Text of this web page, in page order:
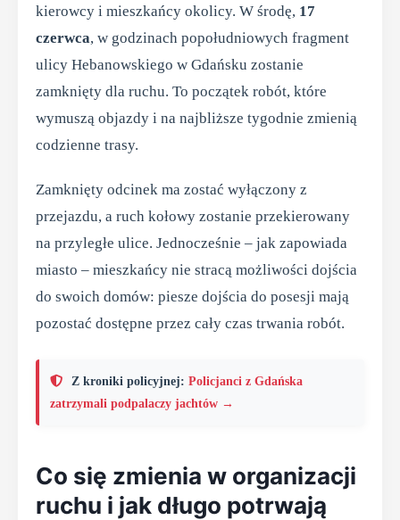
kierowcy i mieszkańcy okolicy. W środę, 17
czerwca, w godzinach popołudniowych fragment
ulicy Hebanowskiego w Gdańsku zostanie
zamknięty dla ruchu. To początek robót, które
wymuszą objazdy i na najbliższe tygodnie zmienią
codzienne trasy.
Zamknięty odcinek ma zostać wyłączony z
przejazdu, a ruch kołowy zostanie przekierowany
na przyległe ulice. Jednocześnie – jak zapowiada
miasto – mieszkańcy nie stracą możliwości dojścia
do swoich domów: piesze dojścia do posesji mają
pozostać dostępne przez cały czas trwania robót.
Z kroniki policyjnej: Policjanci z Gdańska
zatrzymali podpalaczy jachtów →
Co się zmienia w organizacji
ruchu i jak długo potrwają